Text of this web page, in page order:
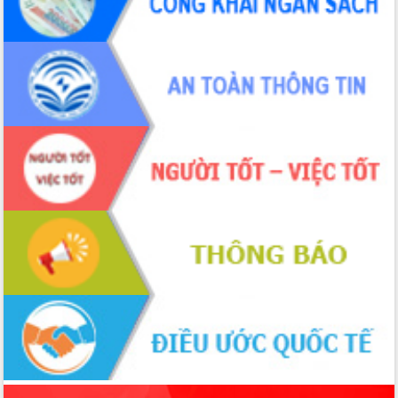
sầu riêng tại Đắk Lắk
Trình diễn nghệ thuật chế biến các
món ăn từ sầu riêng
Đắk Lắk công bố Quy hoạch và xúc
tiến đầu tư tỉnh
Ngành cá ngừ Đắk Lắk chủ động thích
ứng để giữ vững thị trường xuất khẩu
Diễn đàn Kinh tế tư nhân Việt Nam đột
phá cơ chế - Hợp tác công tư
Đề án 06 tạo bước ngoặt đột phá trong
cải cách hành chính tỉnh Đắk Lắk
Kết nối tour, đẩy mạnh chuyển đổi số
để phát triển du lịch Đắk Lắk
Khởi động Dự án Đầu tư xây dựng hạ
tầng kỹ thuật Cụm công nghiệp Tân
Gặp mặt các cơ quan báo chí nhân Kỷ
niệm 101 năm Ngày Báo chí Cách
mạng Việt Nam
Đắk Lắk sơ kết 4 năm triển khai thực